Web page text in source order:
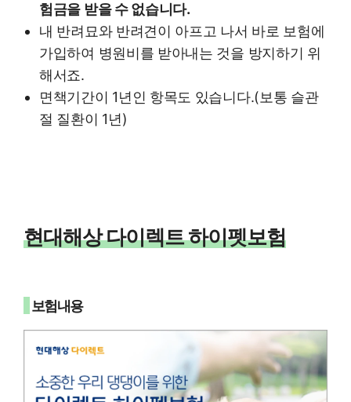
험금을 받을 수 없습니다.
내 반려묘와 반려견이 아프고 나서 바로 보험에
가입하여 병원비를 받아내는 것을 방지하기 위
해서죠.
면책기간이 1년인 항목도 있습니다.(보통 슬관
절 질환이 1년)
현대해상 다이렉트 하이펫보험
보험내용